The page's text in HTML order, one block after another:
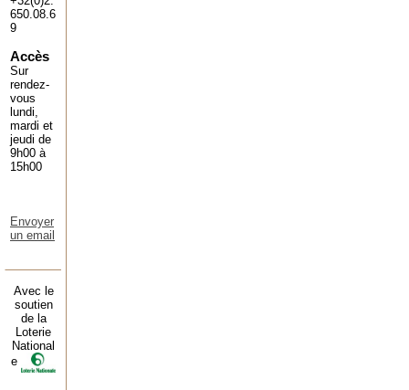
650.08.6
9
Accès
Sur
rendez-
vous
lundi,
mardi et
jeudi de
9h00 à
15h00
Envoyer
un email
Avec le
soutien
de la
Loterie
National
e